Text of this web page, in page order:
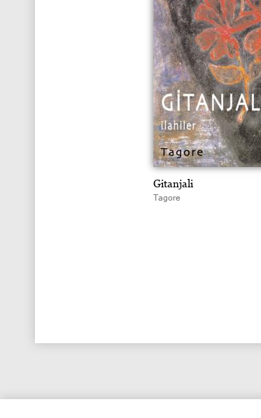
Gitanjali
Tagore